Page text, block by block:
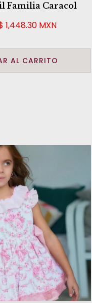
Familia Caracol
1,448.30 MXN
AL CARRITO